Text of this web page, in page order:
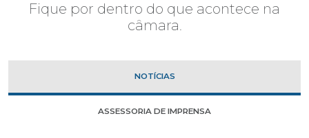
Fique por dentro do que acontece na
câmara.
NOTÍCIAS
ASSESSORIA DE IMPRENSA